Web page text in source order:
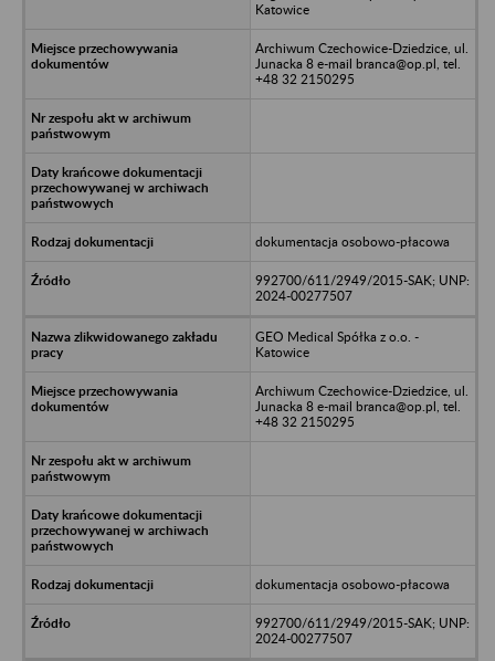
Katowice
Archiwum Czechowice-Dziedzice, ul.
Junacka 8 e-mail branca@op.pl, tel.
+48 32 2150295
dokumentacja osobowo-płacowa
992700/611/2949/2015-SAK; UNP:
2024-00277507
GEO Medical Spółka z o.o. -
Katowice
Archiwum Czechowice-Dziedzice, ul.
Junacka 8 e-mail branca@op.pl, tel.
+48 32 2150295
dokumentacja osobowo-płacowa
992700/611/2949/2015-SAK; UNP:
2024-00277507